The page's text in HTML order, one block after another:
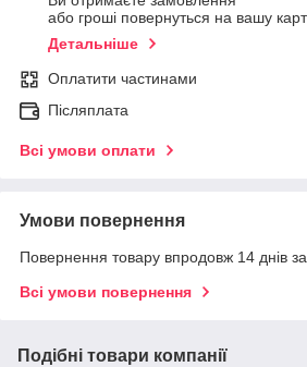
або гроші повернуться на вашу
Детальніше
Оплатити частинами
Післяплата
Всі умови оплати
Умови повернення
Повернення товару впродовж 14 днів
Всі умови повернення
Подібні товари компанії